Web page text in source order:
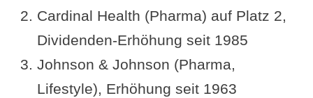
Cardinal Health (Pharma) auf Platz 2,
Dividenden-Erhöhung seit 1985
Johnson & Johnson (Pharma,
Lifestyle), Erhöhung seit 1963